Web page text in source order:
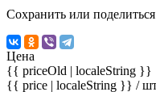
Сохранить или
Цена
{{ priceOld | localeString }}
{{ price | localeString }} /